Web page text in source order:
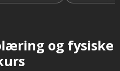
og fysiske